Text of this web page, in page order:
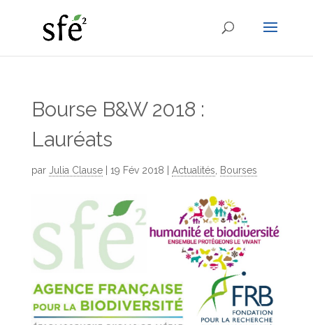
Bourse B&W 2018 :
Lauréats
par Julia Clause| 19 Fév 2018 Actualités Bourses